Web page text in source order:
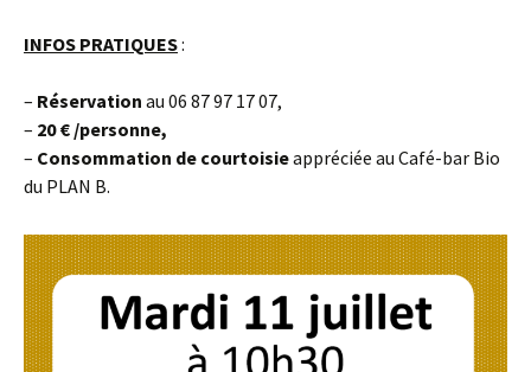
INFOS PRATIQUES:
– Réservation au 06 87 97 17 07,
– 20 € /personne,
– Consommation de courtoisieappréciée au Café-bar Bio
du PLAN B.